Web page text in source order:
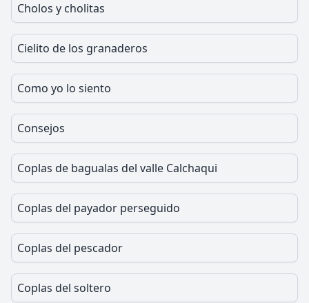
Cholos y cholitas
Cielito de los granaderos
Como yo lo siento
Consejos
Coplas de bagualas del valle Calchaqui
Coplas del payador perseguido
Coplas del pescador
Coplas del soltero